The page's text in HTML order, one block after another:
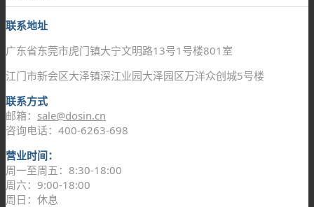
联系地址
广东省东莞市虎门镇大宁文明路13号1号楼801室
江门市新会区大泽镇深江业园大泽园区万洋众创城5号楼
联系方式
邮箱： sale@dosin.cn
咨询电话：400-6263-698
营业时间：
周一至周五：8:30-18:00
周六：9:00-18:00
周日：休息